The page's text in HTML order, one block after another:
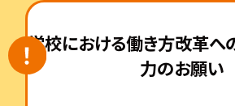
学校における働き方改革へ
力のお願い